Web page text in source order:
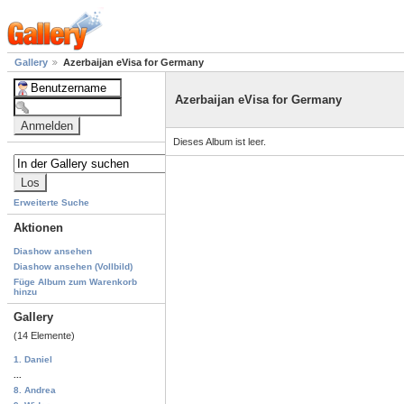
Gallery Azerbaijan eVisa for Germany
Erweiterte Suche
Aktionen
Diashow ansehen
Diashow ansehen (Vollbild)
Füge Album zum Warenkorb
hinzu
Gallery
(14 Elemente)
1. Daniel
8. Andrea
Azerbaijan eVisa for Germany
Dieses Album ist leer.